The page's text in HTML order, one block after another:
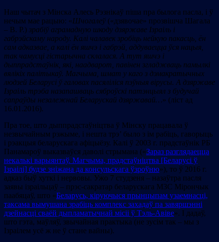
Наш чытач з Мінска Алесь Рэзнікаў піша пра былога пасла, і ў
нечым мае рацыю: «Шчогалеў («дзявочае» прозвішча Шагала
– В. Р.) зрабіў аграмадную шкоду дзяржаве Ізраіль і
габрэйскаму народу. Калі чалавек зробіць нейкую пакасць, ён
сам адказвае, а калі ён яшчэ і габрэй, аддуваецца ўся нацыя,
так чамусці гістарычна склалася. А тут яшчэ і
дыппрадстаўнік, які, наадварот, павінен згладжваць памылкі
вялікіх палітыкаў. Магчыма, шмат у каго з дэмакратычных
людзей Беларусі ў галовах пасяліліся пэўныя вірусы. А дзяржаве
Ізраіль трэба назапашваць сяброўскі патэнцыял з будучай
сапраўды незалежнай Беларускай дзяржавай…» (ліст ад
16.01.2016).
Пра тое, што дыппрадстаўніцтва ў Мінску працавала ў
незвычайным рэжыме, і нешта трэ’ было з ім рабіць, гаворыць
і рэакцыя беларускага афіцыёзу. Калі ў 2003 г. прадстаўнік РБ
Панамароў выказваўся даволі стрымана («Зараз разглядаецца
некалькі варыянтаў. Магчыма, прадстаўніцтва [Беларусі ў
Ізраілі] будзе зніжана да консульскага ўзроўню»), то ў 2016 г.
адказ быў хуткі і нервовы. Ужо 7 студзеня – назаўтра пасля
заявы ізраільцаў – прэс-сакратар беларускага МЗС Мірончык
паабяцаў, што «Беларусь, кіруючыся прынцыпам узаемнасці,
таксама вымушана зрабіць комплекс захадаў па завяршэнні
дзейнасці сваёй дыпламатычнай місіі ў Тэль-Авіве». І дадаў,
што гэта, маўляў, звычайная практыка (не зусім так – мы з
Ізраілем усё ж не ў стане вайны).